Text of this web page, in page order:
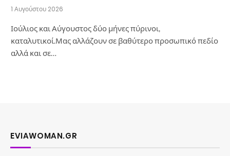
1 Αυγούστου 2026
Ιούλιος και Αύγουστος δύο μήνες πύρινοι,
καταλυτικοί.Μας αλλάζουν σε βαθύτερο προσωπικό πεδίο
αλλά και σε…
EVIAWOMAN.GR